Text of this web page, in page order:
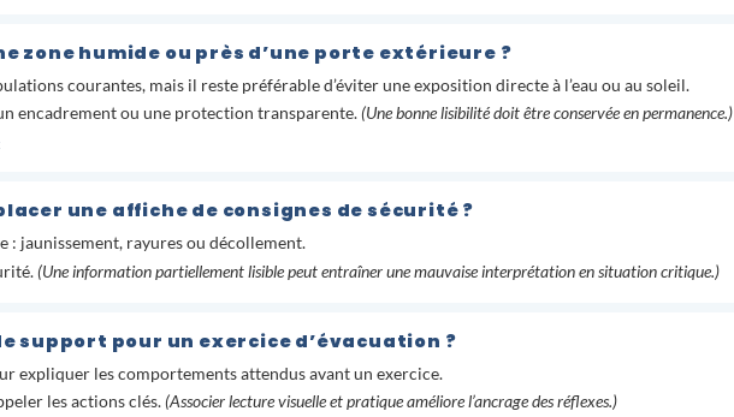
zone humide ou près d’une porte extérieure ?
courantes, mais il reste préférable d’éviter une exposition directe à l’eau ou au soleil.
encadrement ou une protection transparente.(Une bonne lisibilité doit être conservée en permanence.)
une affiche de consignes de sécurité ?
: jaunissement, rayures ou décollement.
(Une information partiellement lisible peut entraîner une mauvaise interprétation en situation critique.)
support pour un exercice d’évacuation ?
expliquer les comportements attendus avant un exercice.
les actions clés.(Associer lecture visuelle et pratique améliore l’ancrage des réflexes.)